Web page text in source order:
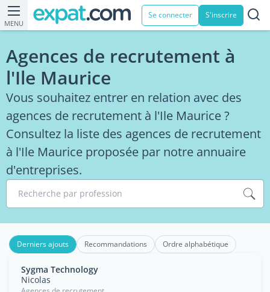
MENU
Se connecter S'inscrire
Agences de recrutement à
l'Ile Maurice
Vous souhaitez entrer en relation avec des
agences de recrutement à l'Ile Maurice ?
Consultez la liste des agences de recrutement
à l'Ile Maurice proposée par notre annuaire
d'entreprises.
Recherche par profession
Derniers ajouts Recommandations Ordre alphabétique
Sygma Technology
Nicolas